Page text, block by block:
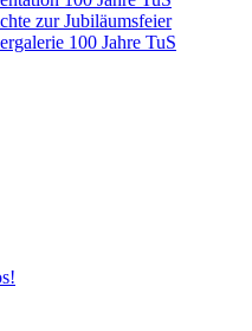
zur Jubiläumsfeier
100 Jahre TuS